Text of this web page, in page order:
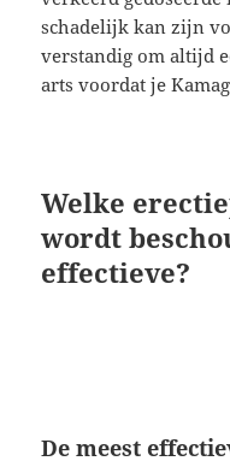
schadelijk kan zijn
verstandig om altijd
arts voordat je
Welke
wordt
effectieve?
De meest